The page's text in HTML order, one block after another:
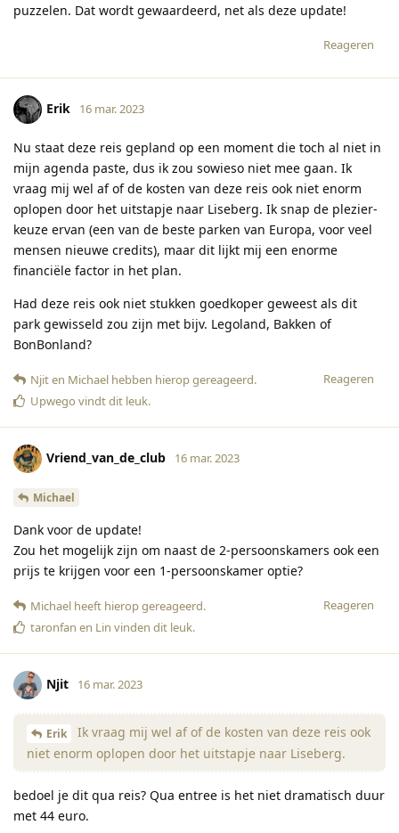
puzzelen. Dat wordt gewaardeerd, net als deze update!
Reageren
Erik 16 mar. 2023
Nu staat deze reis gepland op een moment die toch al niet in
mijn agenda paste, dus ik zou sowieso niet mee gaan. Ik
vraag mij wel af of de kosten van deze reis ook niet enorm
oplopen door het uitstapje naar Liseberg. Ik snap de plezier-
keuze ervan (een van de beste parken van Europa, voor veel
mensen nieuwe credits), maar dit lijkt mij een enorme
financiële factor in het plan.
Had deze reis ook niet stukken goedkoper geweest als dit
park gewisseld zou zijn met bijv. Legoland, Bakken of
BonBonland?
Reageren
Njiten Michael hebben hierop gereageerd.
Upwego vindt dit leuk.
Vriend_van_de_club 16 mar. 2023
Michael
Dank voor de update!
Zou het mogelijk zijn om naast de 2-persoonskamers ook een
prijs te krijgen voor een 1-persoonskamer optie?
Reageren
Michael heeft hierop gereageerd.
taronfan en Lin vinden dit leuk.
Njit 16 mar. 2023
Erik
Ik vraag mij wel af of de kosten van deze reis ook
niet enorm oplopen door het uitstapje naar Liseberg.
bedoel je dit qua reis? Qua entree is het niet dramatisch duur
met 44 euro.